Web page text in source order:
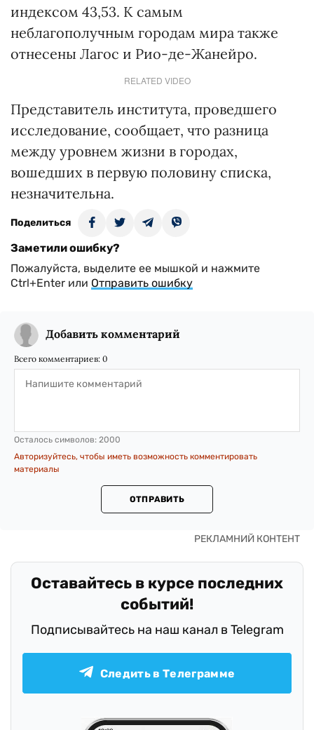
индексом 43,53. К самым
неблагополучным городам мира также
отнесены Лагос и Рио-де-Жанейро.
RELATED VIDEO
Представитель института, проведшего
исследование, сообщает, что разница
между уровнем жизни в городах,
вошедших в первую половину списка,
незначительна.
Поделиться
Заметили ошибку?
Пожалуйста, выделите ее мышкой и нажмите
Ctrl+Enter или Отправить ошибку
Добавить комментарий
Всего комментариев: 0
Осталось символов: 2000
Авторизуйтесь, чтобы иметь возможность комментировать
материалы
ОТПРАВИТЬ
Оставайтесь в курсе последних
событий!
Подписывайтесь на наш канал в Telegram
Следить в Телеграмме